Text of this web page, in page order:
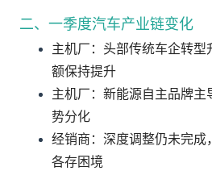
二、一季度汽车产业链变化
主机厂：头部传统车企转
额保持提升
主机厂：新能源自主品牌
势分化
经销商：深度调整仍未完
各存困境